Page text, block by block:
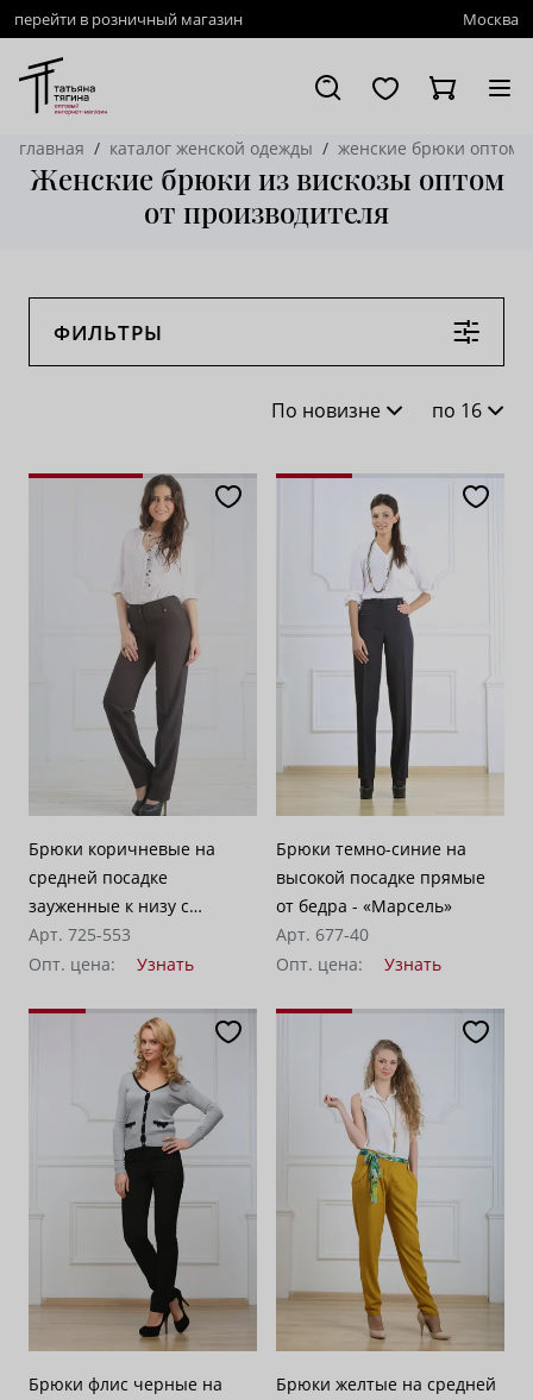
перейти в розничный магазин Москва
главная каталог женской одежды женские брюки оптом
Женские брюки из вискозы оптом
от производителя
ФИЛЬТРЫ
По новизне
По популярности
По возрастанию цены
По убыванию цены
по 16
28
Брюки коричневые на
средней посадке
зауженные к низу с
отделкой из французского
шелка - «Модерн»
Арт. 725-553
Опт. цена:
Узнать
Брюки темно-синие на
высокой посадке прямые
от бедра - «Марсель»
Арт. 677-40
Опт. цена:
Узнать
Брюки флис черные на
Брюки желтые на средней